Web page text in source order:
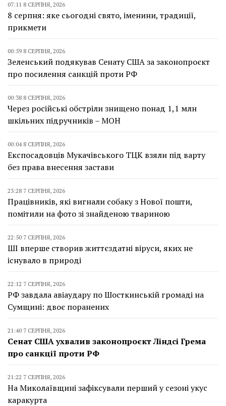
07:11 8 СЕРПНЯ, 2026
8 серпня: яке сьогодні свято, іменини, традиції,
прикмети
00:59 8 СЕРПНЯ, 2026
Зеленський подякував Сенату США за законопроєкт
про посилення санкцій проти РФ
00:38 8 СЕРПНЯ, 2026
Через російські обстріли знищено понад 1,1 млн
шкільних підручників – МОН
00:04 8 СЕРПНЯ, 2026
Експосадовців Мукачівського ТЦК взяли під варту
без права внесення застави
23:28 7 СЕРПНЯ, 2026
Працівників, які вигнали собаку з Нової пошти,
помітили на фото зі знайденою твариною
22:50 7 СЕРПНЯ, 2026
ШІ вперше створив життєздатні віруси, яких не
існувало в природі
22:12 7 СЕРПНЯ, 2026
РФ завдала авіаудару по Шосткинській громаді на
Сумщині: двоє поранених
21:40 7 СЕРПНЯ, 2026
Сенат США ухвалив законопроєкт Ліндсі Грема
про санкції проти РФ
21:22 7 СЕРПНЯ, 2026
На Миколаївщині зафіксували перший у сезоні укус
каракурта